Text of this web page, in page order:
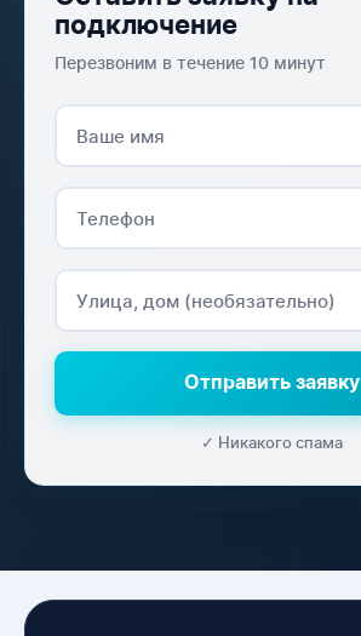
подключение
Перезвоним в течение 10 минут
Отправить заявку
✓ Никакого спама